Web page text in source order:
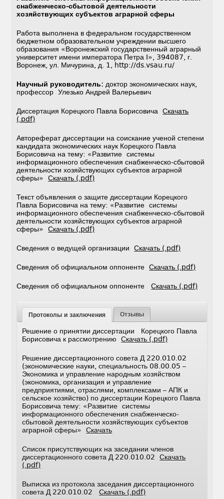
снабженческо-сбытовой деятельности
хозяйствующих субъектов аграрной сферы
Работа выполнена в федеральном государственном
бюджетном образовательном учреждении высшего
образования «Воронежский государственный аграрный
университет имени императора Петра I», 394087, г.
Воронеж, ул. Мичурина, д. 1, http://ds.vsau.ru/
Научный руководитель: доктор экономических наук,
профессор Улезько Андрей Валерьевич
Диссертация Корецкого Павла БорисовичаСкачать
(.pdf)
Автореферат диссертации на соискание ученой степени
кандидата экономических наук Корецкого Павла
Борисовича на тему: «Развитие системы
информационного обеспечения снабженческо-сбытовой
деятельности хозяйствующих субъектов аграрной
сферы»Скачать (.pdf)
Текст объявления о защите диссертации Корецкого
Павла Борисовича на тему: «Развитие системы
информационного обеспечения снабженческо-сбытовой
деятельности хозяйствующих субъектов аграрной
сферы»Скачать (.pdf)
Сведения о ведущей организацииСкачать (.pdf)
Сведения об официальном оппонентеСкачать (.pdf)
Сведения об официальном оппонентеСкачать (.pdf)
Протоколы и заключения Отзывы
Решение о принятии диссертации Корецкого Павла
Борисовича к рассмотрениюСкачать (.pdf)
Решение диссертационного совета Д 220.010.02
(экономические науки, специальность 08.00.05 –
Экономика и управление народным хозяйством
(экономика, организация и управление
предприятиями, отраслями, комплексами – АПК и
сельское хозяйство) по диссертации Корецкого Павла
Борисовича тему: «Развитие системы
информационного обеспечения снабженческо-
сбытовой деятельности хозяйствующих субъектов
аграрной сферы»Скачать
Список присутствующих на заседании членов
диссертационного совета Д 220.010.02Скачать
(.pdf)
Выписка из протокола заседания диссертационного
совета Д 220.010.02Скачать (.pdf)